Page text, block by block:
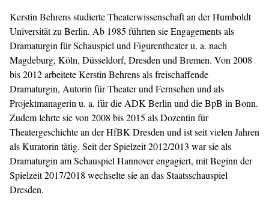
Kerstin Behrens studierte Theaterwissenschaft an der Humboldt
Universität zu Berlin. Ab 1985 führten sie Engagements als
Dramaturgin für Schauspiel und Figurentheater u. a. nach
Magdeburg, Köln, Düsseldorf, Dresden und Bremen. Von 2008
bis 2012 arbeitete Kerstin Behrens als freischaffende
Dramaturgin, Autorin für Theater und Fernsehen und als
Projektmanagerin u. a. für die ADK Berlin und die BpB in Bonn.
Zudem lehrte sie von 2008 bis 2015 als Dozentin für
Theatergeschichte an der HfBK Dresden und ist seit vielen Jahren
als Kuratorin tätig. Seit der Spielzeit 2012/2013 war sie als
Dramaturgin am Schauspiel Hannover engagiert, mit Beginn der
Spielzeit 2017/2018 wechselte sie an das Staatsschauspiel
Dresden.